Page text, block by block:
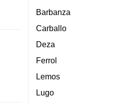
Barbanza
Carballo
Deza
Ferrol
Lemos
Lugo